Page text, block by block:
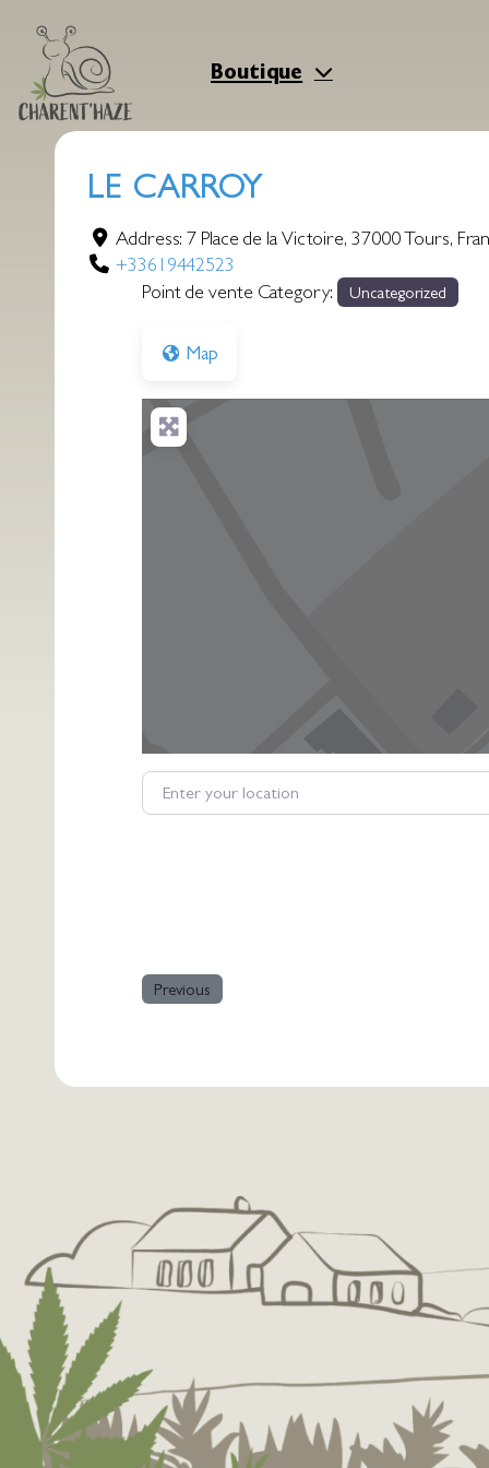
contenu
Boutique
LE CARROY
Address:7 Place de la Victoire, 37000Tours,
+33619442523
Point de vente Category:
Uncategorized
Map
Enter your location
Previous